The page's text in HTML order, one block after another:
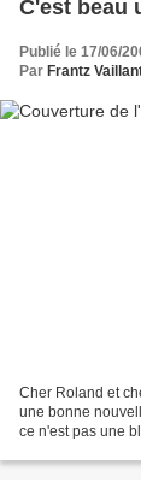
C'est beau
Publié le 17/06/
Par Frantz
Cher Roland et
une bonne
ce n'est pas une